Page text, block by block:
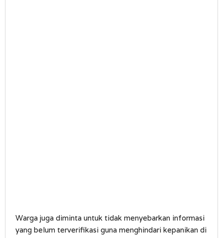
Warga juga diminta untuk tidak menyebarkan informasi
yang belum terverifikasi guna menghindari kepanikan di